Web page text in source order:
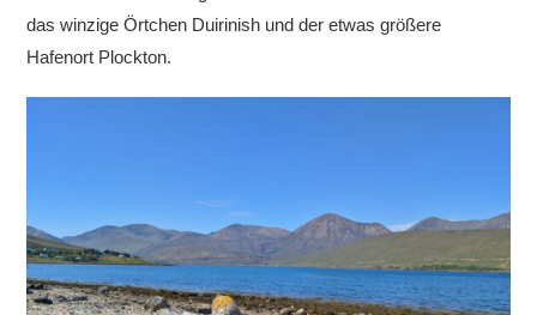
das winzige Örtchen Duirinish und der etwas größere
Hafenort Plockton.